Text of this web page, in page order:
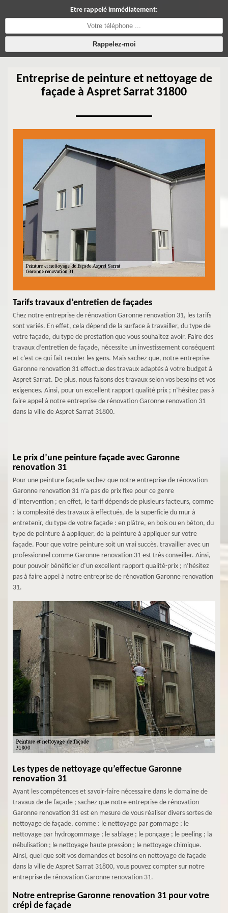
Etre rappelé immédiatement:
Entreprise de peinture et nettoyage de
façade à Aspret Sarrat 31800
Tarifs travaux d’entretien de façades
Chez notre entreprise de rénovation Garonne renovation 31, les tarifs
sont variés. En effet, cela dépend de la surface à travailler, du type de
votre façade, du type de prestation que vous souhaitez avoir. Faire des
travaux d’entretien de façade, nécessite un investissement conséquent
et c’est ce qui fait reculer les gens. Mais sachez que, notre entreprise
Garonne renovation 31 effectue des travaux adaptés à votre budget à
Aspret Sarrat. De plus, nous faisons des travaux selon vos besoins et vos
exigences. Ainsi, pour un excellent rapport qualité prix ; n’hésitez pas à
faire appel à notre entreprise de rénovation Garonne renovation 31
dans la ville de Aspret Sarrat 31800.
Le prix d’une peinture façade avec Garonne
renovation 31
Pour une peinture façade sachez que notre entreprise de rénovation
Garonne renovation 31 n’a pas de prix fixe pour ce genre
d’intervention ; en effet, le tarif dépends de plusieurs facteurs, comme
: la complexité des travaux à effectués, de la superficie du mur à
entretenir, du type de votre façade : en plâtre, en bois ou en béton, du
type de peinture à appliquer, de la peinture à appliquer sur votre
façade. Pour que votre peinture soit un vrai succès, travailler avec un
professionnel comme Garonne renovation 31 est très conseiller. Ainsi,
pour pouvoir bénéficier d’un excellent rapport qualité-prix ; n’hésitez
pas à faire appel à notre entreprise de rénovation Garonne renovation
31.
Les types de nettoyage qu’effectue Garonne
renovation 31
Ayant les compétences et savoir-faire nécessaire dans le domaine de
travaux de de façade ; sachez que notre entreprise de rénovation
Garonne renovation 31 est en mesure de vous réaliser divers sortes de
nettoyage de façade, comme : le nettoyage par gommage ; le
nettoyage par hydrogommage ; le sablage ; le ponçage ; le peeling ; la
nébulisation ; le nettoyage haute pression ; le nettoyage chimique.
Ainsi, quel que soit vos demandes et besoins en nettoyage de façade
dans la ville de Aspret Sarrat 31800, vous pouvez compter sur notre
entreprise de rénovation Garonne renovation 31.
Notre entreprise Garonne renovation 31 pour votre
crépi de façade